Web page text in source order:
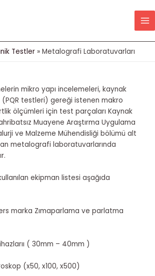
Testler Metalografi Laboratuvarları
mikro yapı incelemeleri, kaynak
testleri) gereği istenen makro
ölçümleri için test parçaları Kaynak
Muayene Araştırma Uygulama
ve Malzeme Mühendisliği bölümü alt
metalografi laboratuvarlarında
ekipman listesi aşağıda
marka Zımaparlama ve parlatma
( 30mm – 40mm )
(x50, x100, x500)